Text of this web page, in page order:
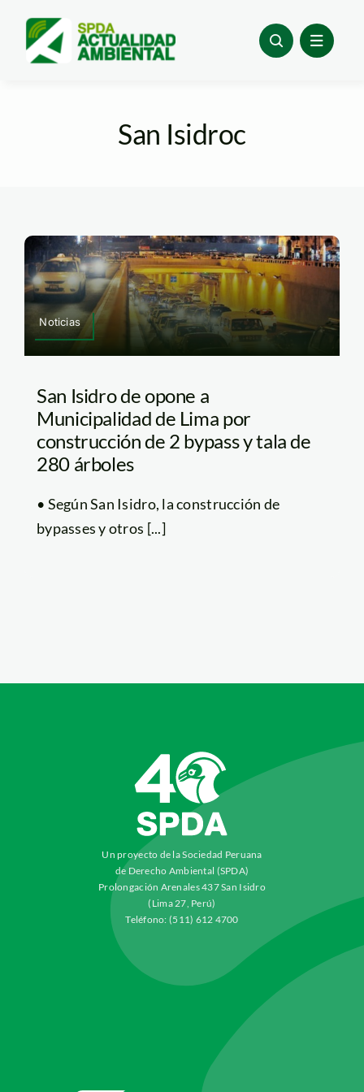
content
San Isidroc
Noticias
San Isidro de opone a
Municipalidad de Lima por
construcción de 2 bypass y tala de
280 árboles
• Según San Isidro, la construcción de
bypasses y otros [...]
Un proyecto de la Sociedad Peruana
de Derecho Ambiental (SPDA)
Prolongación Arenales 437 San Isidro
(Lima 27, Perú)
Teléfono: (511) 612 4700